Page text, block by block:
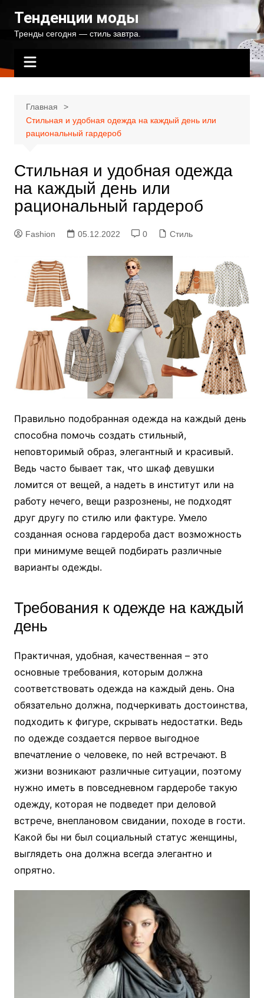
содержимому
Тенденции моды
Тренды сегодня — стиль завтра.
Главная
Стильная и удобная одежда на каждый день или
рациональный гардероб
Стильная и удобная одежда
на каждый день или
рациональный гардероб
Fashion 05.12.2022 0 Стиль
Правильно подобранная одежда на каждый день
способна помочь создать стильный,
неповторимый образ, элегантный и красивый.
Ведь часто бывает так, что шкаф девушки
ломится от вещей, а надеть в институт или на
работу нечего, вещи разрознены, не подходят
друг другу по стилю или фактуре. Умело
созданная основа гардероба даст возможность
при минимуме вещей подбирать различные
варианты одежды.
Требования к одежде на каждый
день
Практичная, удобная, качественная – это
основные требования, которым должна
соответствовать одежда на каждый день. Она
обязательно должна, подчеркивать достоинства,
подходить к фигуре, скрывать недостатки. Ведь
по одежде создается первое выгодное
впечатление о человеке, по ней встречают. В
жизни возникают различные ситуации, поэтому
нужно иметь в повседневном гардеробе такую
одежду, которая не подведет при деловой
встрече, внеплановом свидании, походе в гости.
Какой бы ни был социальный статус женщины,
выглядеть она должна всегда элегантно и
опрятно.